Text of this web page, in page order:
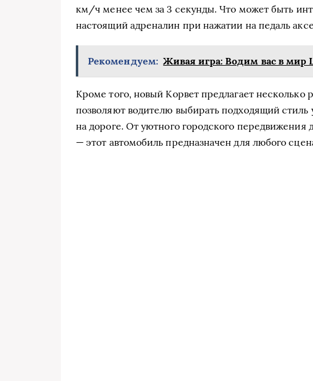
км/ч менее чем за 3 секунды. Что может быть
настоящий адреналин при нажатии на педаль
Рекомендуем: Живая игра: Водим вас в мир
Кроме того, новый Корвет предлагает
позволяют водителю выбирать подходящий стиль
на дороге. От уютного городского передвижения
— этот автомобиль предназначен для любого